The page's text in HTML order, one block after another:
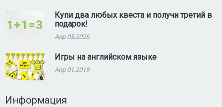
Купи два любых квеста и получи третий в
подарок!
Апр 05,2026
Игры на английском языке
Апр 01,2019
Информация